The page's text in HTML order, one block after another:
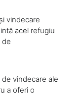
vindecare
acel refugiu
de
vindecare ale
a oferi o